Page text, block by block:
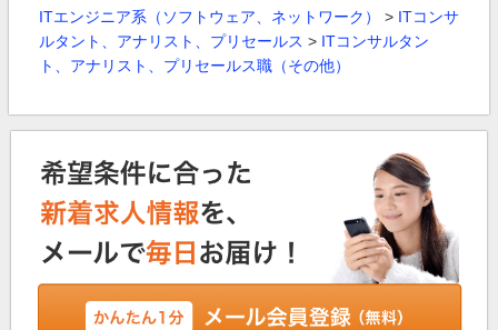
ITエンジニア系（ソフトウェア、ネットワーク） > ITコンサ
ルタント、アナリスト、プリセールス > ITコンサルタン
ト、アナリスト、プリセールス職（その他）